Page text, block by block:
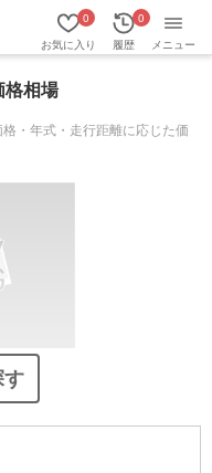
お気に入り
0
履歴
0
メニュー
格相場
・年式・走行距離に応じた価